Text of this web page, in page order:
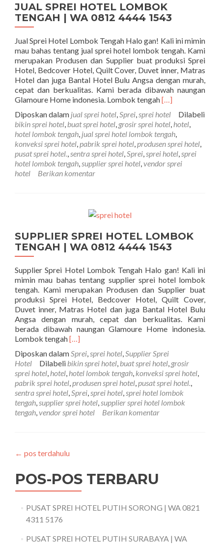
JUAL SPREI HOTEL LOMBOK
TENGAH | WA 0812 4444 1543
Jual Sprei Hotel Lombok Tengah Halo gan! Kali ini mimin
mau bahas tentang jual sprei hotel lombok tengah. Kami
merupakan Produsen dan Supplier buat produksi Sprei
Hotel, Bedcover Hotel, Quilt Cover, Duvet inner, Matras
Hotel dan juga Bantal Hotel Bulu Angsa dengan murah,
cepat dan berkualitas. Kami berada dibawah naungan
Glamoure Home indonesia. Lombok tengahSelengkapnya
[…]
Diposkan dalam jual sprei hotel Sprei sprei hotel
Dilabeli
bikin sprei hotel buat sprei hotel grosir sprei hotel hotel
hotel lombok tengah jual sprei hotel lombok tengah
konveksi sprei hotel pabrik sprei hotel produsen sprei hotel
pusat sprei hotel. sentra sprei hotel Sprei sprei hotel sprei
hotel lombok tengah supplier sprei hotel vendor sprei
hotel
Berikan komentar
SUPPLIER SPREI HOTEL LOMBOK
TENGAH | WA 0812 4444 1543
Supplier Sprei Hotel Lombok Tengah Halo gan! Kali ini
mimin mau bahas tentang supplier sprei hotel lombok
tengah. Kami merupakan Produsen dan Supplier buat
produksi Sprei Hotel, Bedcover Hotel, Quilt Cover,
Duvet inner, Matras Hotel dan juga Bantal Hotel Bulu
Angsa dengan murah, cepat dan berkualitas. Kami
berada dibawah naungan Glamoure Home indonesia.
Lombok tengahSelengkapnya tentangSUPPLIER SPREI
[…]
Diposkan dalam Sprei sprei hotel Supplier Sprei
Hotel
Dilabeli bikin sprei hotel buat sprei hotel grosir
sprei hotel hotel hotel lombok tengah konveksi sprei hotel
pabrik sprei hotel produsen sprei hotel pusat sprei hotel.
sentra sprei hotel Sprei sprei hotel sprei hotel lombok
tengah supplier sprei hotel supplier sprei hotel lombok
tengah vendor sprei hotel Berikan komentar
← pos terdahulu
POS-POS TERBARU
PUSAT SPREI HOTEL PUTIH SORONG | WA 0821
4311 5176
PUSAT SPREI HOTEL PUTIH SURABAYA | WA